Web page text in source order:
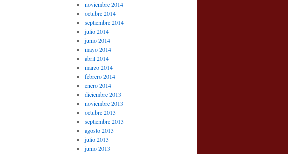
noviembre 2014
octubre 2014
septiembre 2014
julio 2014
junio 2014
mayo 2014
abril 2014
marzo 2014
febrero 2014
enero 2014
diciembre 2013
noviembre 2013
octubre 2013
septiembre 2013
agosto 2013
julio 2013
junio 2013